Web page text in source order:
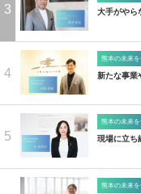
3 大手がやら
4
熊本の未来
新たな事業
5
熊本の未来
現場に立ち
熊本の未来